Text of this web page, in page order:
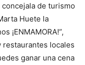
de turismo
Huete la
¡ENMAMORA!”,
locales
ganar una cena